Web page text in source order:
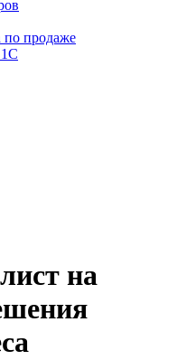
по продаже
на